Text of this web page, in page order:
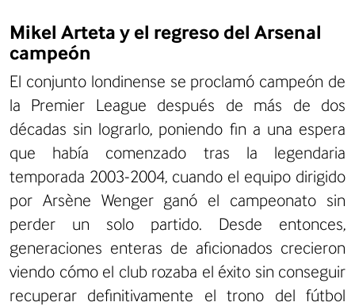
Mikel Arteta y el regreso del Arsenal
campeón
El conjunto londinense se proclamó campeón de
la Premier League después de más de dos
décadas sin lograrlo, poniendo fin a una espera
que había comenzado tras la legendaria
temporada 2003-2004, cuando el equipo dirigido
por Arsène Wenger ganó el campeonato sin
perder un solo partido. Desde entonces,
generaciones enteras de aficionados crecieron
viendo cómo el club rozaba el éxito sin conseguir
recuperar definitivamente el trono del fútbol